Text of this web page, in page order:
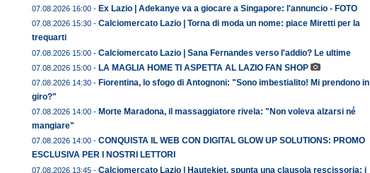
07.08.2026 16:00 - Ex Lazio | Adekanye va a giocare a Singapore: l'annuncio - FOTO
07.08.2026 15:30 - Calciomercato Lazio | Torna di moda un nome: piace Miretti per la
trequarti
07.08.2026 15:00 - Calciomercato Lazio | Sana Fernandes verso l'addio? Le ultime
07.08.2026 15:00 - LA MAGLIA HOME TI ASPETTA AL LAZIO FAN SHOP
07.08.2026 14:30 - Fiorentina, lo sfogo di Antognoni: "Sono imbestialito! Mi prendono in
giro?"
07.08.2026 14:00 - Morte Maradona, il massaggiatore rivela: "Non voleva alzarsi né
mangiare"
07.08.2026 14:00 - CONQUISTA IL WEB CON DIGITAL GLOW UP SOLUTIONS: PROMO
ESCLUSIVA PER I NOSTRI LETTORI
07.08.2026 13:45 - Calciomercato Lazio | Hautekiet, spunta una clausola rescissoria: i